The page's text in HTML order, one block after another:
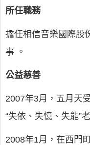
所任職務
擔任相信音樂國際股
事 。
公益慈善
2007年3月，五月天
“失依、失憶、失能”
2008年1月，在西門